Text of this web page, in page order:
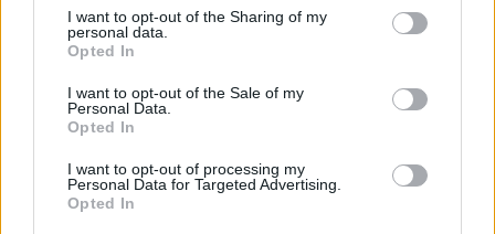
I want to opt-out of the Sharing of my
personal data.
Opted In
I want to opt-out of the Sale of my
Personal Data.
Opted In
I want to opt-out of processing my
Personal Data for Targeted Advertising.
Opted In
i siedem minut później zakończyć drugą batalię.
się na potrójną zmianę. W miejsce Haru wszedł
doświadczony Ambition, natomiast botlane zastąpili
padła łupem kt, a zdobywcą jej był niezawodny tego
dnia Score. kt mozolnie budowało przewagę, ale w 26.